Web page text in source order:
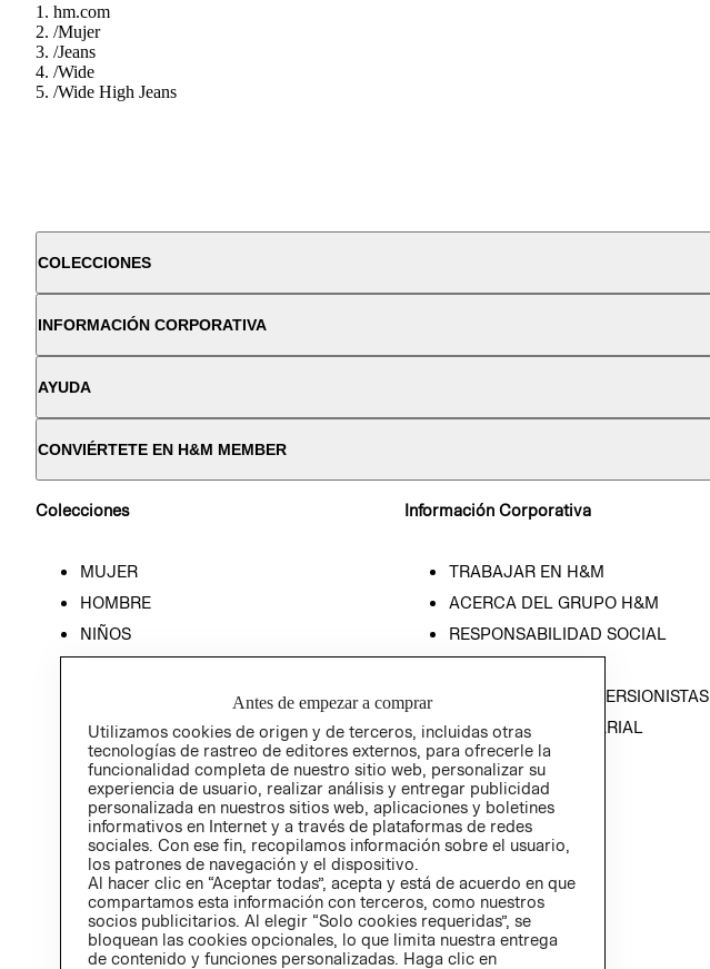
hm.com
/Mujer
/Jeans
/Wide
/Wide High Jeans
COLECCIONES
INFORMACIÓN CORPORATIVA
AYUDA
CONVIÉRTETE EN H&M MEMBER
Colecciones
MUJER
HOMBRE
NIÑOS
Información Corporativa
TRABAJAR EN H&M
ACERCA DEL GRUPO H&M
RESPONSABILIDAD SOCIAL
RELACIÓN CON INVERSIONISTAS
POLÍTICA EMPRESARIAL
Antes de empezar a comprar
Utilizamos cookies de origen y de terceros, incluidas otras
tecnologías de rastreo de editores externos, para ofrecerle la
funcionalidad completa de nuestro sitio web, personalizar su
experiencia de usuario, realizar análisis y entregar publicidad
personalizada en nuestros sitios web, aplicaciones y boletines
informativos en Internet y a través de plataformas de redes
sociales. Con ese fin, recopilamos información sobre el usuario,
los patrones de navegación y el dispositivo.
Al hacer clic en “Aceptar todas”, acepta y está de acuerdo en que
compartamos esta información con terceros, como nuestros
socios publicitarios. Al elegir “Solo cookies requeridas”, se
bloquean las cookies opcionales, lo que limita nuestra entrega
de contenido y funciones personalizadas. Haga clic en